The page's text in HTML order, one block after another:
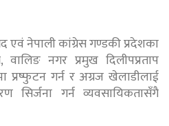
एवं नेपाली कांग्रेस गण्डकी प्रदेशका
नगर प्रमुख दिलीपप्रताप
प्रष्फुटन गर्न र अग्रज खेलाडीलाई
सिर्जना गर्न व्यवसायिकतासँगै